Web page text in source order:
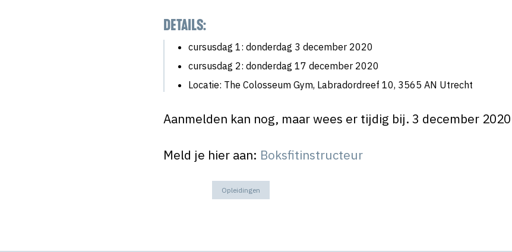
DETAILS:
cursusdag 1: donderdag 3 december 2020
cursusdag 2: donderdag 17 december 2020
Locatie: The Colosseum Gym, Labradordreef 10, 3565 AN Utrecht
Aanmelden kan nog, maar wees er tijdig bij. 3 december
Meld je hier aan: Boksfitinstructeur
Opleidingen